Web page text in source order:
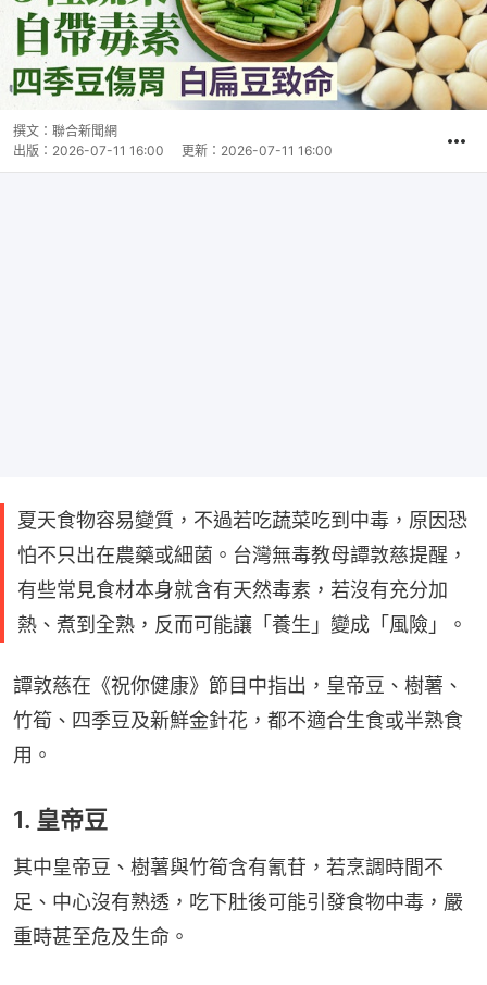
撰文： 聯合新聞網
出版： 2026-07-11 16:00 更新： 2026-07-11 16:00
夏天食物容易變質，不過若吃蔬菜吃到中毒，原因恐
怕不只出在農藥或細菌。台灣無毒教母譚敦慈提醒，
有些常見食材本身就含有天然毒素，若沒有充分加
熱、煮到全熟，反而可能讓「養生」變成「風險」。
譚敦慈在《祝你健康》節目中指出，皇帝豆、樹薯、
竹筍、四季豆及新鮮金針花，都不適合生食或半熟食
用。
1. 皇帝豆
其中皇帝豆、樹薯與竹筍含有氰苷，若烹調時間不
足、中心沒有熟透，吃下肚後可能引發食物中毒，嚴
重時甚至危及生命。